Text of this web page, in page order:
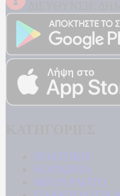
ΠΟΛΙΤΙΚΗ
ΚΟΙΝΩΝΙΑ
ΜΠΟΥΡΛΟΤΟ